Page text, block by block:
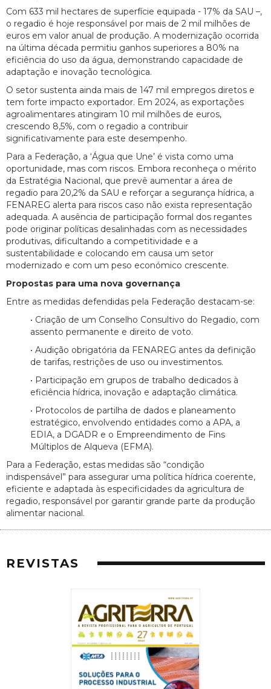
Com 633 mil hectares de superfície equipada - 17% da SAU –,
o regadio é hoje responsável por mais de 2 mil milhões de
euros em valor anual de produção. A modernização ocorrida
na última década permitiu ganhos superiores a 80% na
eficiência do uso da água, demonstrando capacidade de
adaptação e inovação tecnológica.
O setor sustenta ainda mais de 147 mil empregos diretos e
tem forte impacto exportador. Em 2024, as exportações
agroalimentares atingiram 10 mil milhões de euros,
crescendo 8,5%, com o regadio a contribuir
significativamente para este desempenho.
Para a Federação, a ‘Água que Une’ é vista como uma
oportunidade, mas com riscos. Embora reconheça o mérito
da Estratégia Nacional, que prevê aumentar a área de
regadio para 20,2% da SAU e reforçar a segurança hídrica, a
FENAREG alerta para riscos caso não exista representação
adequada. A ausência de participação formal dos regantes
pode originar políticas desalinhadas com as necessidades
produtivas, dificultando a competitividade e a
sustentabilidade e colocando em causa um setor
modernizado e com um peso económico crescente.
Propostas para uma nova governança
Entre as medidas defendidas pela Federação destacam-se:
• Criação de um Conselho Consultivo do Regadio, com
assento permanente e direito de voto.
• Audição obrigatória da FENAREG antes da definição
de tarifas, restrições de uso ou investimentos.
• Participação em grupos de trabalho dedicados à
eficiência hídrica, inovação e adaptação climática.
• Protocolos de partilha de dados e planeamento
estratégico, envolvendo entidades como a APA, a
EDIA, a DGADR e o Empreendimento de Fins
Múltiplos de Alqueva (EFMA).
Para a Federação, estas medidas são “condição
indispensável” para assegurar uma política hídrica coerente,
eficiente e adaptada às especificidades da agricultura de
regadio, responsável por garantir grande parte da produção
alimentar nacional.
REVISTAS